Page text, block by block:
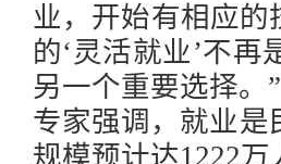
业，开始有相应
的‘灵活就业’不
另一个重要选择。”
专家强调，就业是
规模预计达1222